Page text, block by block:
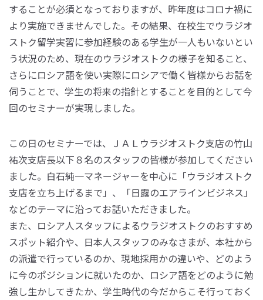
することが必須となっておりますが、昨年度はコロナ禍に
より実施できませんでした。その結果、在校生でウラジオ
ストク留学実習に参加経験のある学生が一人もいないとい
う状況のため、現在のウラジオストクの様子を知ること、
さらにロシア語を使い実際にロシアで働く皆様からお話を
伺うことで、学生の将来の指針とすることを目的として今
回のセミナーが実現しました。
この日のセミナーでは、ＪＡＬウラジオストク支店の竹山
祐次支店長以下８名のスタッフの皆様が参加してください
ました。白石純一マネージャーを中心に「ウラジオストク
支店を立ち上げるまで」、「日露のエアラインビジネス」
などのテーマに沿ってお話いただきました。
また、ロシア人スタッフによるウラジオストクのおすすめ
スポット紹介や、日本人スタッフのみなさまが、本社から
の派遣で行っているのか、現地採用かの違いや、どのよう
に今のポジションに就いたのか、ロシア語をどのように勉
強し生かしてきたか、学生時代の今だからこそ行っておく